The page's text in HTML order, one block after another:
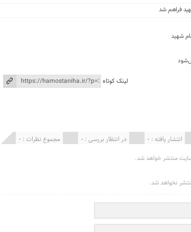
فراهم شد
شهید
لینک کوتاه
مجموع نظرات : 0 در انتظار بررسی : 0 انتشار یافته : 0
منتشر خواهد شد.
نخواهد شد.